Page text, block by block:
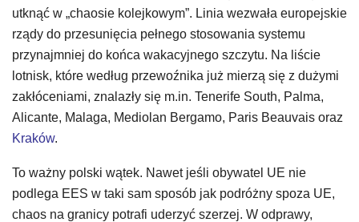
utknąć w „chaosie kolejkowym”. Linia wezwała europejskie
rządy do przesunięcia pełnego stosowania systemu
przynajmniej do końca wakacyjnego szczytu. Na liście
lotnisk, które według przewoźnika już mierzą się z dużymi
zakłóceniami, znalazły się m.in. Tenerife South, Palma,
Alicante, Malaga, Mediolan Bergamo, Paris Beauvais oraz
Kraków.
To ważny polski wątek. Nawet jeśli obywatel UE nie
podlega EES w taki sam sposób jak podróżny spoza UE,
chaos na granicy potrafi uderzyć szerzej. W odprawy,